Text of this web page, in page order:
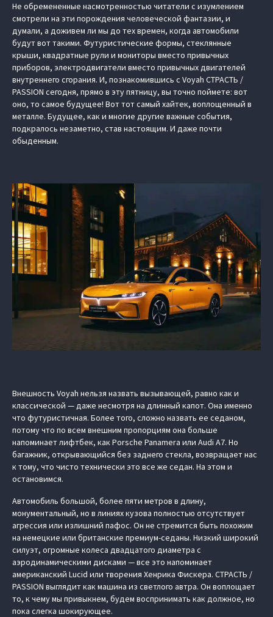
Не обремененные насмотренностью читатели с изумлением
смотрели на эти порождения человеческой фантазии, и
думали, а доживем ли мы до тех времен, когда автомобили
будут вот такими. Футуристические формы, стеклянные
крыши, квадратные рули и мониторы вместо привычных
приборов, электродвигатели вместо привычных двигателей
внутреннего сгорания. И, познакомившись с Voyah СТРАСТЬ /
PASSION сегодня, прямо в эту пятницу, вы точно поймете: вот
оно, то самое будущее! Вот тот самый хайтек, воплощенный в
металле. Будущее, как и многие другие важные события,
подкралось незаметно, став настоящим. И даже почти
обыденным.
Внешность Voyah нельзя назвать вызывающей, равно как и
классической — даже несмотря на длинный капот. Она именно
что футуристичная. Более того, сложно назвать ее седаном,
потому что по всем внешним пропорциям она больше
напоминает лифтбек, как Porsche Panamera или Audi A7. Но
багажник, открывающийся без заднего стекла, возвращает нас
к тому, что чисто технически это все же седан. На этом и
остановимся.
Автомобиль большой, более пяти метров в длину,
монументальный, но в линиях кузова полностью отсутствует
агрессия или излишний пафос. Он не стремится быть похожим
на немецкие или британские премиум-седаны. Низкий широкий
силуэт, огромные колеса двадцатого диаметра с
аэродинамическими дисками — все это напоминает
американский Lucid или творения Хенрика Фискера. СТРАСТЬ /
PASSION выглядит как машина из светлого автра. Он воплощает
то, к чему мы привыкнем, будем воспринимать как должное, но
пока слегка шокирующее.